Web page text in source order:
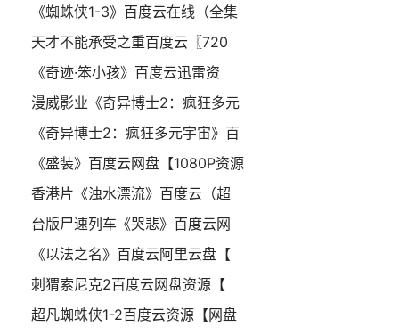
《蜘蛛侠1-3》百度云在线（全集
天才不能承受之重百度云〖720
《奇迹·笨小孩》百度云迅雷资
漫威影业《奇异博士2：疯狂多元
《奇异博士2：疯狂多元宇宙》百
《盛装》百度云网盘【1080P资源
香港片《浊水漂流》百度云（超
台版尸速列车《哭悲》百度云网
《以法之名》百度云阿里云盘【
刺猬索尼克2百度云网盘资源【
超凡蜘蛛侠1-2百度云资源【网盘